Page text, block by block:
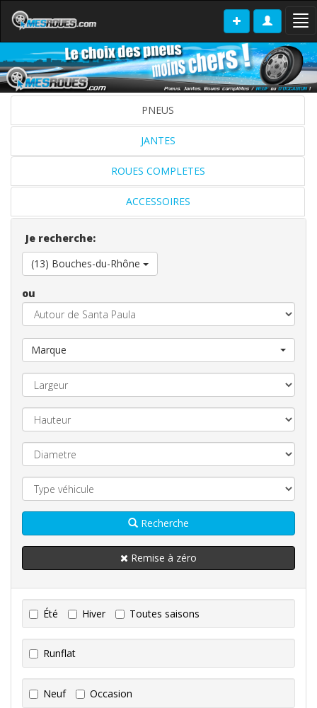
PNEUS
JANTES
ROUES COMPLETES
ACCESSOIRES
Je recherche:
(13) Bouches-du-Rhône
ou
Marque
Recherche
Remise à zéro
Été Hiver Toutes saisons
Runflat
Neuf Occasion